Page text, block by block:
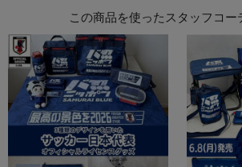
この商品を使ったスタッフコー